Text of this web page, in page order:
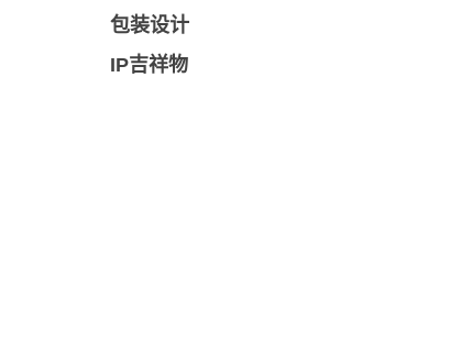
包装设计
IP吉祥物